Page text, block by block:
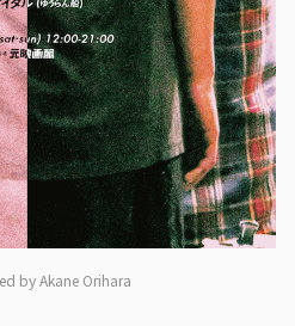
by Akane Orihara